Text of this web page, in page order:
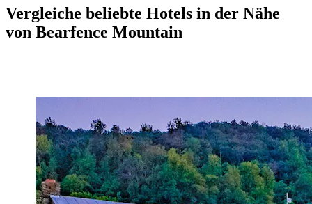
Vergleiche beliebte Hotels in der Nähe
von Bearfence Mountain